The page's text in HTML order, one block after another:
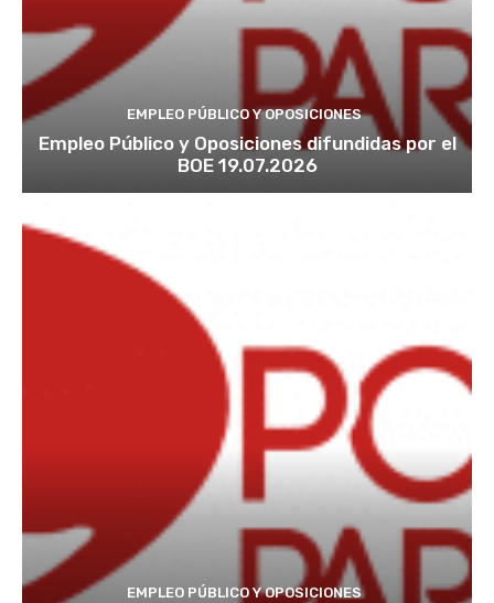
EMPLEO PÚBLICO Y OPOSICIONES
Empleo Público y Oposiciones difundidas por el
BOE 19.07.2026
EMPLEO PÚBLICO Y OPOSICIONES